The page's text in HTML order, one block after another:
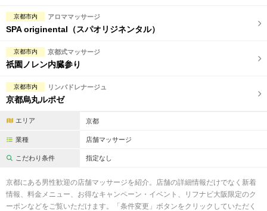
駅から徒歩5分以内
京都市内 アロママッサージ
SPA originental（スパオリジネンタル）
京都市内 京都式マッサージ
祇園ノレン内臓参り
京都市内 リンパドレナージュ
京都烏丸ルポゼ
エリア 京都
業種 店舗マッサージ
こだわり条件 指定なし
京都にある男性歓迎の店舗マッサージを紹介。店舗の詳細情報だけでなく新着
情報、料金メニュー、お得なキャンペーン・イベント、リフナビ大阪限定のク
ーポンなどをご覧いただけます。「条件変更」ボタンをクリックしていただく